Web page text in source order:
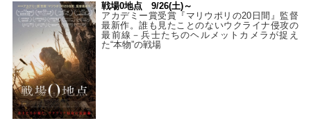
戦場0地点 9/26(土)～
アカデミー賞受賞『マリウポリの20日間』監督
最新作。誰も見たことのないウクライナ侵攻の
最前線－兵士たちのヘルメットカメラが捉え
た“本物”の戦場